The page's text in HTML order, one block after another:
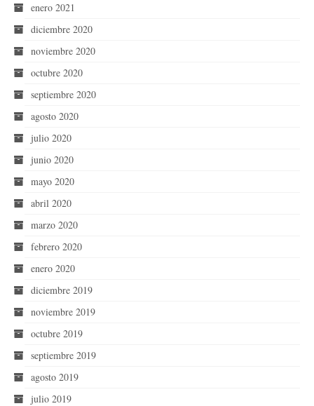
enero 2021
diciembre 2020
noviembre 2020
octubre 2020
septiembre 2020
agosto 2020
julio 2020
junio 2020
mayo 2020
abril 2020
marzo 2020
febrero 2020
enero 2020
diciembre 2019
noviembre 2019
octubre 2019
septiembre 2019
agosto 2019
julio 2019